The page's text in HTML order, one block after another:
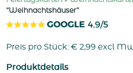
“Weihnachtshäuser”
Preis pro Stück: € 2,99 excl
Produktdetails